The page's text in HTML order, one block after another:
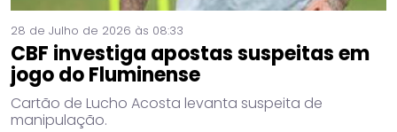
28 de Julho de 2026 às 08:33
CBF investiga apostas suspeitas em
jogo do Fluminense
Cartão de Lucho Acosta levanta suspeita de
manipulação.